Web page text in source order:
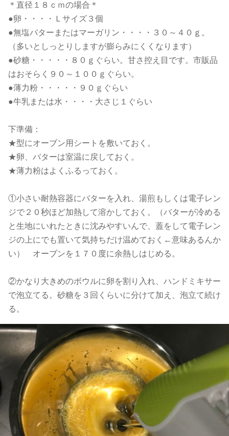
＊直径１８ｃｍの場合＊
●卵・・・・Ｌサイズ３個
●無塩バターまたはマーガリン・・・・３０～４０ｇ。
（多いとしっとりしますが膨らみにくくなります）
●砂糖・・・・・８０ｇぐらい。甘さ控え目です。市販品
はおそらく９０～１００ｇぐらい。
●薄力粉・・・・・９０ｇぐらい
●牛乳または水・・・・大さじ１ぐらい
下準備：
★型にオーブン用シートを敷いておく。
★卵、バターは室温に戻しておく。
★薄力粉はよくふるっておく。
①小さい耐熱容器にバターを入れ、湯煎もしくは電子レン
ジで２０秒ほど加熱して溶かしておく。（バターが冷める
と生地にいれたときに沈みやすいんで、蓋をして電子レン
ジの上にでも置いて気持ちだけ温めておく←意味あるんか
い） オーブンを１７０度に余熱しはじめる。
②かなり大きめのボウルに卵を割り入れ、ハンドミキサー
で泡立てる。砂糖を３回くらいに分けて加え、泡立て続け
る。